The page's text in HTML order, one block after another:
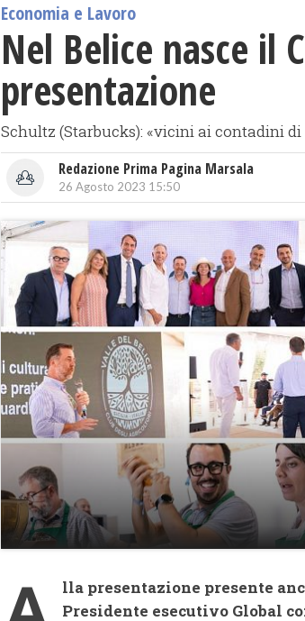
Economia e Lavoro
Nel Belice nasce il
presentazione
Schultz (Starbucks): «vicini ai contadini
Redazione Prima Pagina Marsala
26 Agosto 2023 15:50
lla presentazione presente
Presidente esecutivo Global